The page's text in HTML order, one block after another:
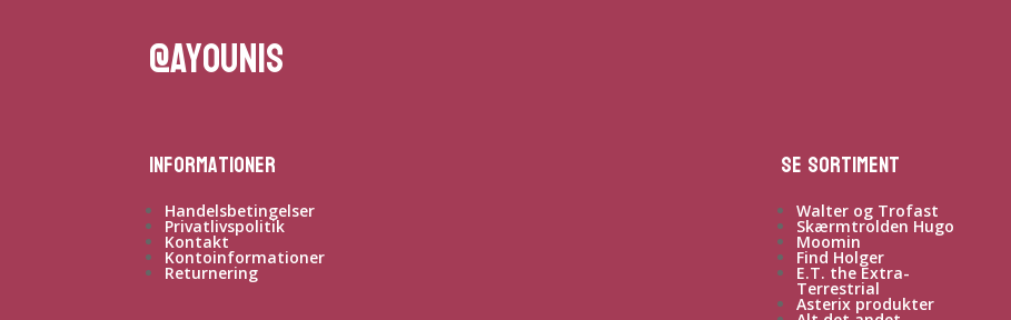
@ayounis
Informationer
Handelsbetingelser
Privatlivspolitik
Kontakt
Kontoinformationer
Returnering
Se sortiment
Walter og Trofast
Skærmtrolden Hugo
Moomin
Find Holger
E.T. the Extra-
Terrestrial
Asterix produkter